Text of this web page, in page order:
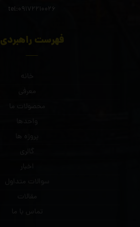
tel:09172210026
فهرست راهبردی
محصولات ما
گالری
اخبار
سوالات متداول
مقالات
تماس با ما